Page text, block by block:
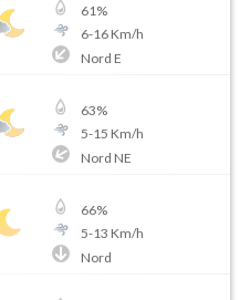
61%
6-16Km/h
Nord E
63%
5-15 Km/h
Nord NE
66%
5-13 Km/h
Nord